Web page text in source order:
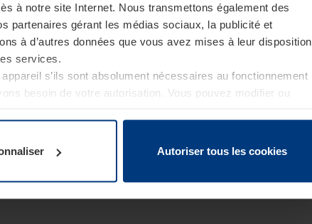
à notre site Internet. Nous transmettons également des
partenaires gérant les médias sociaux, la publicité et
à d’autres données que vous avez mises à leur disposition
services.
s’ils sont absolument nécessaires au fonctionnement
besoin de votre autorisation. Vous pouvez modifier ou
Autoriser tous les cookies